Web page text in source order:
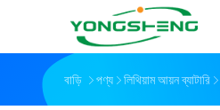
বাড়ি পণ্য লিথিয়াম আয়ন ব্যাটারি